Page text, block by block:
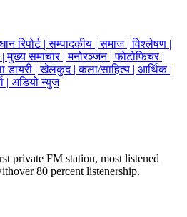
रिपोर्ट |सम्पादकीय |समाज |विश्लेषण |
|मुख्य समाचार |मनोरञ्जन |फोटोफिचर |
डायरी |खेलकुद |कला/साहित्य | आर्थिक |
| अडियो न्युज
private FM station, most listened
80 percent listenership.